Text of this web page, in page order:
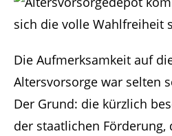
Die Aufmerksamkeit auf
Altersvorsorge war selten
Der Grund: die kürzlich
der staatlichen Förderung,